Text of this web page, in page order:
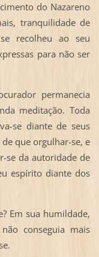
do Nazareno
tranquilidade de
recolheu ao seu
para não ser
permanecia
meditação. Toda
se diante de seus
que orgulhar-se, e
se da autoridade de
espírito diante dos
Em sua humildade,
conseguia mais